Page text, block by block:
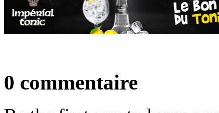
0 commentaire